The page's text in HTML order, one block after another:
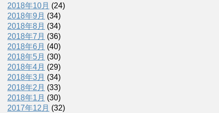
2018年10月 (24)
2018年9月 (34)
2018年8月 (34)
2018年7月 (36)
2018年6月 (40)
2018年5月 (30)
2018年4月 (29)
2018年3月 (34)
2018年2月 (33)
2018年1月 (30)
2017年12月 (32)